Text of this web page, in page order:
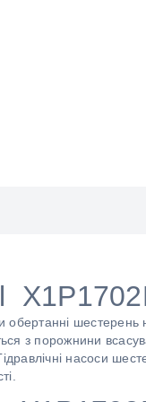
обертанні
з порожнини
насоси